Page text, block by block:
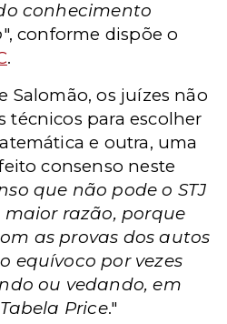
conhecimento
", conforme dispõe o
.
Salomão, os juízes não
para escolher
e outra, uma
consenso neste
que não pode o STJ
maior razão, porque
as provas dos autos
equívoco por vezes
ou vedando, em
Price."